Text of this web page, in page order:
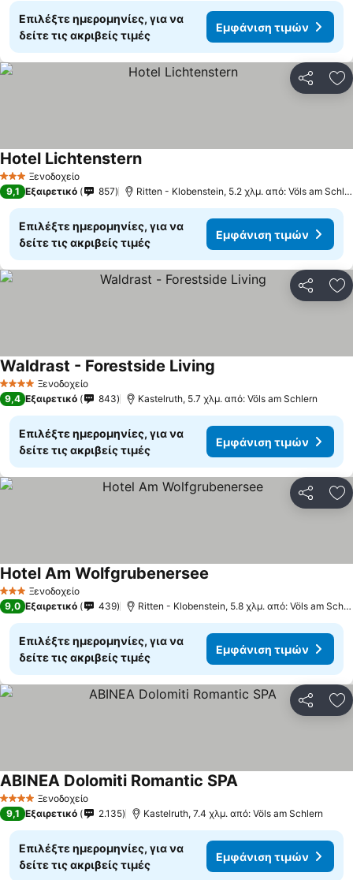
Επιλέξτε ημερομηνίες, για να
δείτε τις ακριβείς τιμές
Εμφάνιση τιμών
3 ΑστέριαΞενοδοχείο
Hotel Lichtenstern
9,1 Εξαιρετικό 857 Ritten - Klobenstein, 5.2 χλμ. από: Völs am Schlern
Επιλέξτε ημερομηνίες, για να
δείτε τις ακριβείς τιμές
Εμφάνιση τιμών
4 ΑστέριαΞενοδοχείο
Waldrast - Forestside Living
9,4 Εξαιρετικό 843 Kastelruth, 5.7 χλμ. από: Völs am Schlern
Επιλέξτε ημερομηνίες, για να
δείτε τις ακριβείς τιμές
Εμφάνιση τιμών
3 ΑστέριαΞενοδοχείο
Hotel Am Wolfgrubenersee
9,0 Εξαιρετικό 439 Ritten - Klobenstein, 5.8 χλμ. από: Völs am Schlern
Επιλέξτε ημερομηνίες, για να
δείτε τις ακριβείς τιμές
Εμφάνιση τιμών
4 ΑστέριαΞενοδοχείο
ABINEA Dolomiti Romantic SPA
9,1 Εξαιρετικό 2.135 Kastelruth, 7.4 χλμ. από: Völs am Schlern
Επιλέξτε ημερομηνίες, για να
δείτε τις ακριβείς τιμές
Εμφάνιση τιμών